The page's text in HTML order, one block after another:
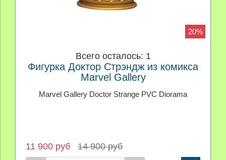
20%
Всего осталось: 1
Фигурка Доктор Стрэндж из комикса
Marvel Gallery
Marvel Gallery Doctor Strange PVC Diorama
11 900 руб 14 900 руб